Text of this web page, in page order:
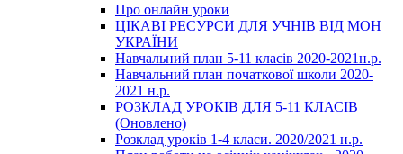
Про онлайн уроки
ЦІКАВІ РЕСУРСИ ДЛЯ УЧНІВ ВІД МОН
УКРАЇНИ
Навчальний план 5-11 класів 2020-2021н.р.
Навчальний план початкової школи 2020-
2021 н.р.
РОЗКЛАД УРОКІВ ДЛЯ 5-11 КЛАСІВ
(Оновлено)
Розклад уроків 1-4 класи. 2020/2021 н.р.